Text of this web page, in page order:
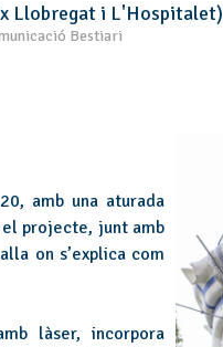
Llobregat i L'Hospitalet)
Bestiari
amb una aturada
projecte, junt amb
on s’explica com
làser, incorpora